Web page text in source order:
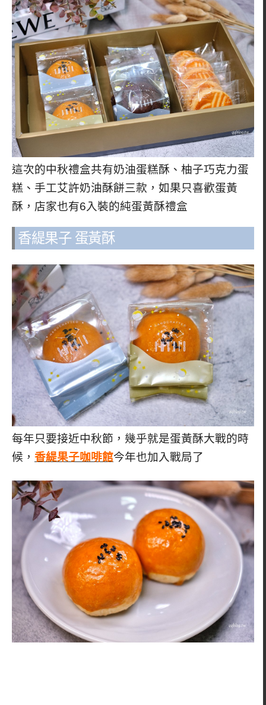
這次的中秋禮盒共有奶油蛋糕酥、柚子巧克力蛋
糕、手工艾許奶油酥餅三款，如果只喜歡蛋黃
酥，店家也有6入裝的純蛋黃酥禮盒
香緹果子 蛋黃酥
每年只要接近中秋節，幾乎就是蛋黃酥大戰的時
候， 香緹果子咖啡館今年也加入戰局了